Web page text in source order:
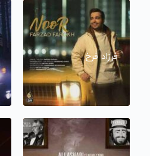
فرزاد فرخ